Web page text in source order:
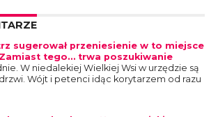
sugerował przeniesienie w to miejsce
tego… trwa poszukiwanie
W niedalekiej Wielkiej Wsi w urzędzie są
Wójt i petenci idąc korytarzem od razu